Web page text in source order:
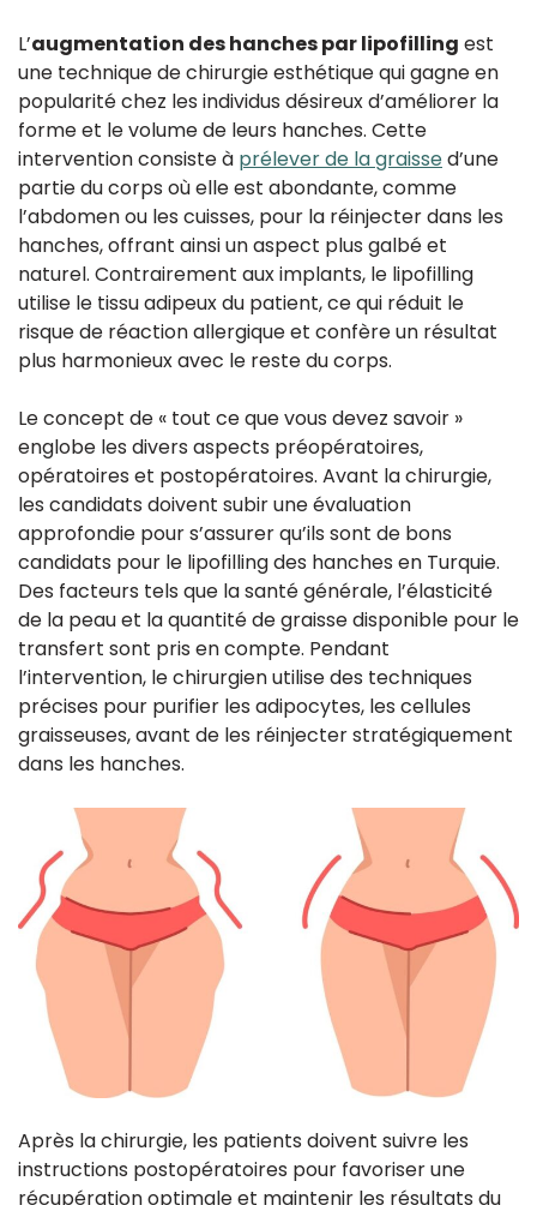
L’augmentation des hanches par lipofilling est
une technique de chirurgie esthétique qui gagne en
popularité chez les individus désireux d’améliorer la
forme et le volume de leurs hanches. Cette
intervention consiste à prélever de la graissed’une
partie du corps où elle est abondante, comme
l’abdomen ou les cuisses, pour la réinjecter dans les
hanches, offrant ainsi un aspect plus galbé et
naturel. Contrairement aux implants, le lipofilling
utilise le tissu adipeux du patient, ce qui réduit le
risque de réaction allergique et confère un résultat
plus harmonieux avec le reste du corps.
Le concept de « tout ce que vous devez savoir »
englobe les divers aspects préopératoires,
opératoires et postopératoires. Avant la chirurgie,
les candidats doivent subir une évaluation
approfondie pour s’assurer qu’ils sont de bons
candidats pour le lipofilling des hanches en Turquie.
Des facteurs tels que la santé générale, l’élasticité
de la peau et la quantité de graisse disponible pour le
transfert sont pris en compte. Pendant
l’intervention, le chirurgien utilise des techniques
précises pour purifier les adipocytes, les cellules
graisseuses, avant de les réinjecter stratégiquement
dans les hanches.
Après la chirurgie, les patients doivent suivre les
instructions postopératoires pour favoriser une
récupération optimale et maintenir les résultats du